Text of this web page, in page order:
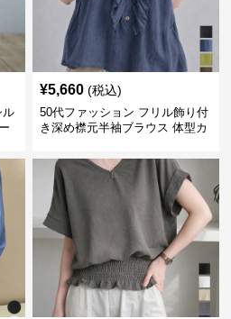
ル
¥5,660 (税込)
50代ファッション フリル飾り付
き深め襟元半袖ブラウス 体型カ